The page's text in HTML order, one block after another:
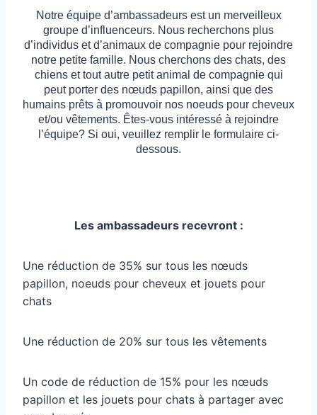
Notre équipe d’ambassadeurs est un merveilleux
groupe d’influenceurs. Nous recherchons plus
d’individus et d’animaux de compagnie pour rejoindre
notre petite famille. Nous cherchons des chats, des
chiens et tout autre petit animal de compagnie qui
peut porter des nœuds papillon, ainsi que des
humains prêts à promouvoir nos noeuds pour cheveux
et/ou vêtements. Êtes-vous intéressé à rejoindre
l’équipe? Si oui, veuillez remplir le formulaire ci-
dessous.
Les ambassadeurs recevront :
Une réduction de 35% sur tous les nœuds
papillon, noeuds pour cheveux et jouets pour
chats
Une réduction de 20% sur tous les vêtements
Un code de réduction de 15% pour les nœuds
papillon et les jouets pour chats à partager avec